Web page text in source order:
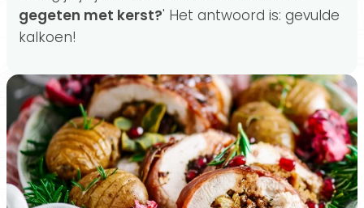
gegeten met kerst?' Het antwoord is: gevulde
kalkoen!